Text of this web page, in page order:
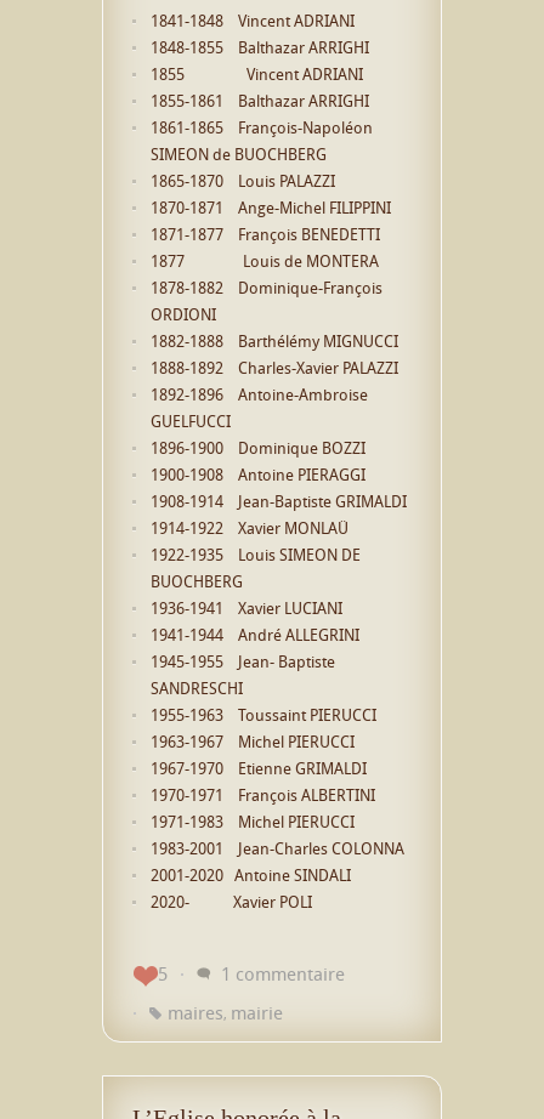
1841-1848 Vincent ADRIANI
1848-1855 Balthazar ARRIGHI
1855 Vincent ADRIANI
1855-1861 Balthazar ARRIGHI
1861-1865 François-Napoléon
SIMEON de BUOCHBERG
1865-1870 Louis PALAZZI
1870-1871 Ange-Michel FILIPPINI
1871-1877 François BENEDETTI
1877 Louis de MONTERA
1878-1882 Dominique-François
ORDIONI
1882-1888 Barthélémy MIGNUCCI
1888-1892 Charles-Xavier PALAZZI
1892-1896 Antoine-Ambroise
GUELFUCCI
1896-1900 Dominique BOZZI
1900-1908 Antoine PIERAGGI
1908-1914 Jean-Baptiste GRIMALDI
1914-1922 Xavier MONLAÜ
1922-1935 Louis SIMEON DE
BUOCHBERG
1936-1941 Xavier LUCIANI
1941-1944 André ALLEGRINI
1945-1955 Jean- Baptiste
SANDRESCHI
1955-1963 Toussaint PIERUCCI
1963-1967 Michel PIERUCCI
1967-1970 Etienne GRIMALDI
1970-1971 François ALBERTINI
1971-1983 Michel PIERUCCI
1983-2001 Jean-Charles COLONNA
2001-2020 Antoine SINDALI
2020- Xavier POLI
5
1 commentaire
maires, mairie